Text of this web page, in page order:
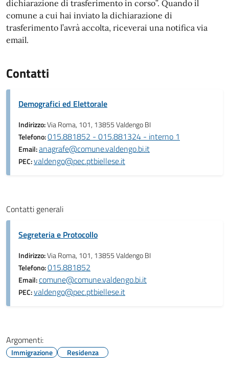
dichiarazione di trasferimento in corso”. Quando il
comune a cui hai inviato la dichiarazione di
trasferimento l’avrà accolta, riceverai una notifica via
email.
Contatti
Demografici ed Elettorale
Indirizzo:Via Roma, 101, 13855 Valdengo BI
Telefono:015.881852 - 015.881324 - interno 1
Email:anagrafe@comune.valdengo.bi.it
PEC:valdengo@pec.ptbiellese.it
Contatti generali
Segreteria e Protocollo
Indirizzo:Via Roma, 101, 13855 Valdengo BI
Telefono:015.881852
Email:comune@comune.valdengo.bi.it
PEC:valdengo@pec.ptbiellese.it
Argomenti:
Immigrazione Residenza